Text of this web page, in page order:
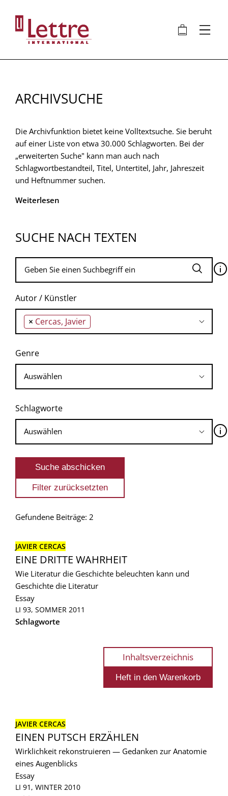
Inhalt
🛍 ⋮
ARCHIVSUCHE
Die Archivfunktion bietet keine Volltextsuche. Sie beruht
auf einer Liste von etwa 30.000 Schlagworten. Bei der
„erweiterten Suche" kann man auch nach
Schlagwortbestandteil, Titel, Untertitel, Jahr, Jahreszeit
und Heftnummer suchen.
Weiterlesen
SUCHE NACH TEXTEN
🛈
Autor / Künstler
× Cercas, Javier
Genre
Schlagworte
🛈
Gefundene Beiträge: 2
JAVIER CERCAS
EINE DRITTE WAHRHEIT
Wie Literatur die Geschichte beleuchten kann und
Geschichte die Literatur
Essay
LI 93, SOMMER 2011
Schlagworte
Inhaltsverzeichnis
JAVIER CERCAS
EINEN PUTSCH ERZÄHLEN
Wirklichkeit rekonstruieren — Gedanken zur Anatomie
eines Augenblicks
Essay
LI 91, WINTER 2010